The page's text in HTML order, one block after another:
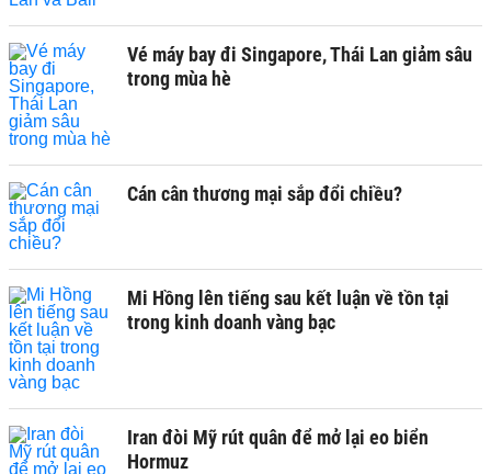
Vé máy bay đi Singapore, Thái Lan giảm sâu
trong mùa hè
Cán cân thương mại sắp đổi chiều?
Mi Hồng lên tiếng sau kết luận về tồn tại
trong kinh doanh vàng bạc
Iran đòi Mỹ rút quân để mở lại eo biển
Hormuz